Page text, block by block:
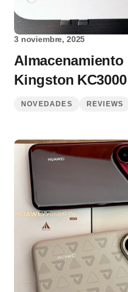
3 noviembre, 2025
Almacenamiento
Kingston KC3000
NOVEDADES REVIEWS